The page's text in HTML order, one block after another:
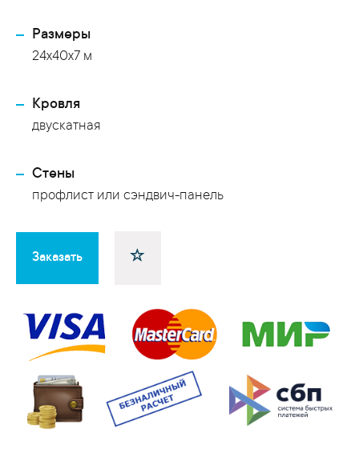
Размеры
24х40х7 м
Кровля
двускатная
Стены
профлист или сэндвич-панель
Заказать